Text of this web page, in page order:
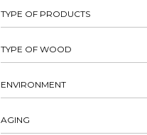
TYPE OF PRODUCTS
TYPE OF WOOD
ENVIRONMENT
AGING